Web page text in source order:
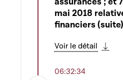
mai 2018
financiers (suite)
Voir le détail
06:32:34